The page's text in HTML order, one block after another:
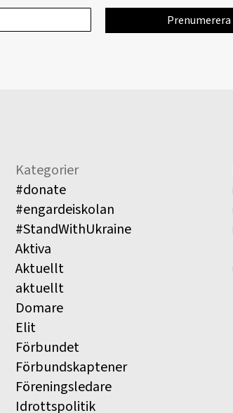
Kategorier
#donate
#engardeiskolan
#StandWithUkraine
Aktiva
Aktuellt
aktuellt
Domare
Elit
Förbundet
Förbundskaptener
Föreningsledare
Idrottspolitik